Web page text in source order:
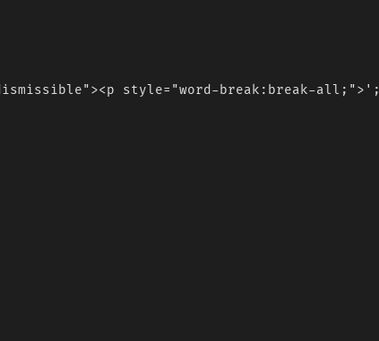
style="word-break:break-all;">';